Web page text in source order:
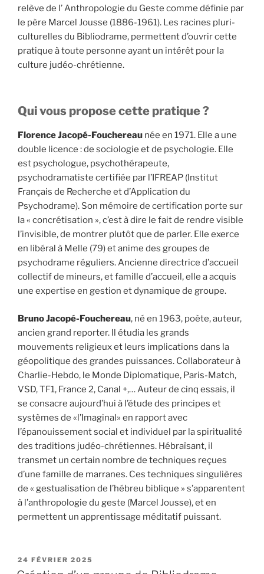
relève de l’ Anthropologie du Geste comme définie par
le père Marcel Jousse (1886-1961). Les racines pluri-
culturelles du Bibliodrame, permettent d’ouvrir cette
pratique à toute personne ayant un intérêt pour la
culture judéo-chrétienne.
Qui vous propose cette pratique ?
Florence Jacopé-Fouchereau née en 1971. Elle a une
double licence : de sociologie et de psychologie. Elle
est psychologue, psychothérapeute,
psychodramatiste certifiée par l’IFREAP (Institut
Français de Recherche et d’Application du
Psychodrame). Son mémoire de certification porte sur
la « concrétisation », c’est à dire le fait de rendre visible
l’invisible, de montrer plutôt que de parler. Elle exerce
en libéral à Melle (79) et anime des groupes de
psychodrame réguliers. Ancienne directrice d’accueil
collectif de mineurs, et famille d’accueil, elle a acquis
une expertise en gestion et dynamique de groupe.
Bruno Jacopé-Fouchereau, né en 1963, poète, auteur,
ancien grand reporter. Il étudia les grands
mouvements religieux et leurs implications dans la
géopolitique des grandes puissances. Collaborateur à
Charlie-Hebdo, le Monde Diplomatique, Paris-Match,
VSD, TF1, France 2, Canal +,… Auteur de cinq essais, il
se consacre aujourd’hui à l’étude des principes et
systèmes de «l’Imaginal» en rapport avec
l’épanouissement social et individuel par la spiritualité
des traditions judéo-chrétiennes. Hébraïsant, il
transmet un certain nombre de techniques reçues
d’une famille de marranes. Ces techniques singulières
de « gestualisation de l’hébreu biblique » s’apparentent
à l’anthropologie du geste (Marcel Jousse), et en
permettent un apprentissage méditatif puissant.
PUBLIÉ
LE
24 FÉVRIER 2025